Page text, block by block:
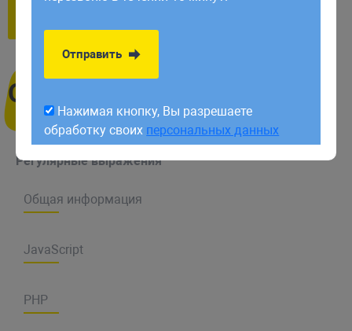
Оглавление
Регулярные выражения
Общая информация
JavaScript
PHP
обработку своихперсональных данных
Отправить
Нажимая кнопку, Вы разрешаете
обработку своих персональных данных